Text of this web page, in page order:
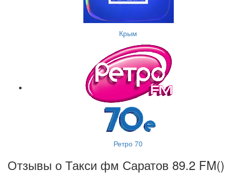
Крым
Ретро 70
Отзывы о Такси фм Саратов 89.2 FM()